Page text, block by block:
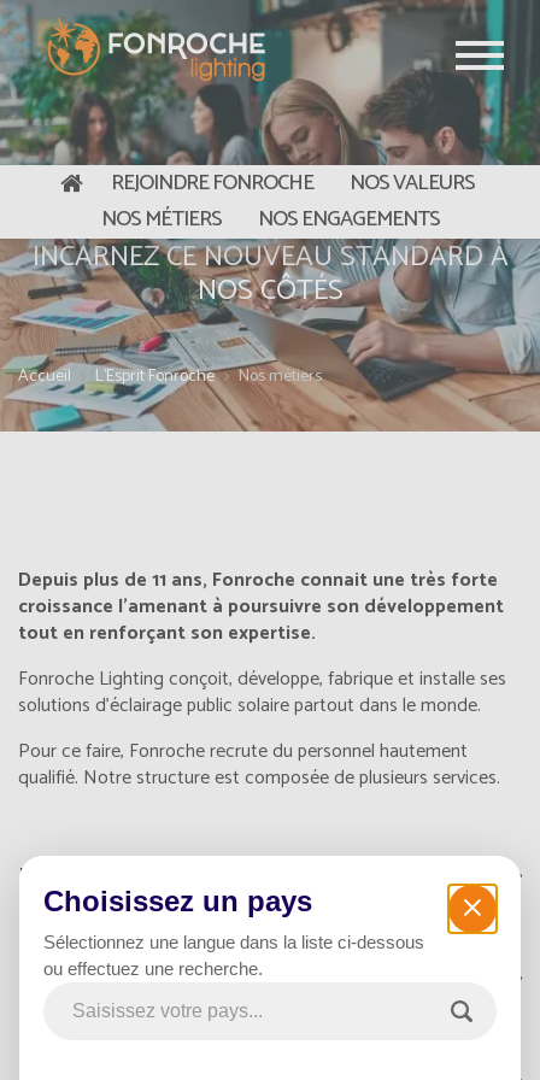
Aller au contenu principal
L'ESPRIT FONROCHE
INCARNEZ CE NOUVEAU STANDARD À
NOS CÔTÉS
Accueil L'Esprit Fonroche Nos métiers
REJOINDRE FONROCHE
NOS VALEURS
NOS MÉTIERS
NOS ENGAGEMENTS
Depuis plus de 11 ans, Fonroche connait une très forte
croissance l'amenant à poursuivre son développement
tout en renforçant son expertise.
Fonroche Lighting conçoit, développe, fabrique et installe ses
solutions d'éclairage public solaire partout dans le monde.
Pour ce faire, Fonroche recrute du personnel hautement
qualifié. Notre structure est composée de plusieurs services.
Recherche & Développement
Choisissez un pays
Sélectionnez une langue dans la liste ci-dessous
ou effectuez une recherche.